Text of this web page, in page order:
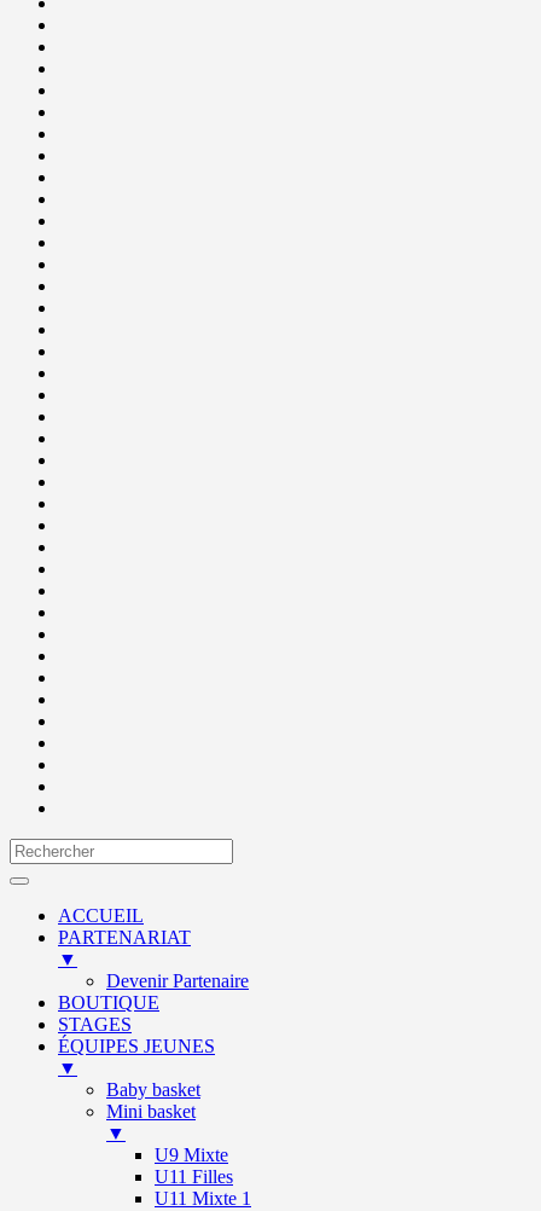
ACCUEIL
PARTENARIAT
▼
Devenir Partenaire
BOUTIQUE
STAGES
ÉQUIPES JEUNES
▼
Baby basket
Mini basket
▼
U9 Mixte
U11 Filles
U11 Mixte 1